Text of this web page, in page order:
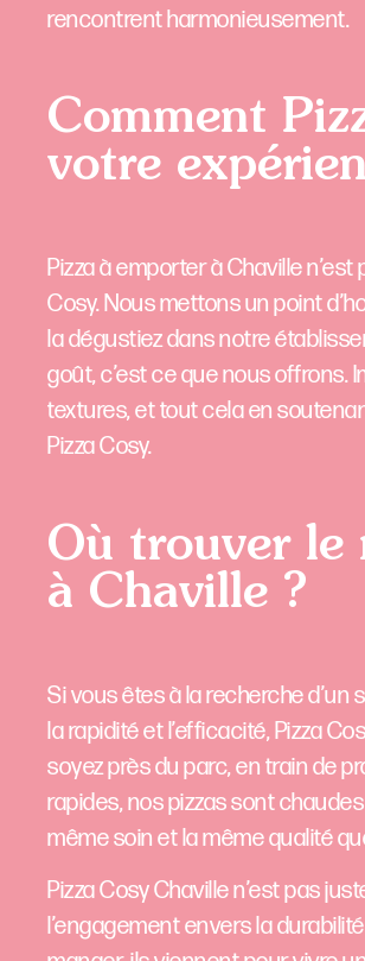
rencontrent harmonieusement.
Comment
votre
Pizza à emporter à Chaville
Cosy. Nous mettons un point
la dégustiez dans notre
goût, c’est ce que nous offrons.
textures, et tout cela en
Pizza Cosy.
Où trouver le
à Chaville ?
Si vous êtes à la recherche
la rapidité et l’efficacité, Pizza
soyez près du parc, en train de
rapides, nos pizzas sont
même soin et la même qualité
Pizza Cosy Chaville n’est pas
l’engagement envers la